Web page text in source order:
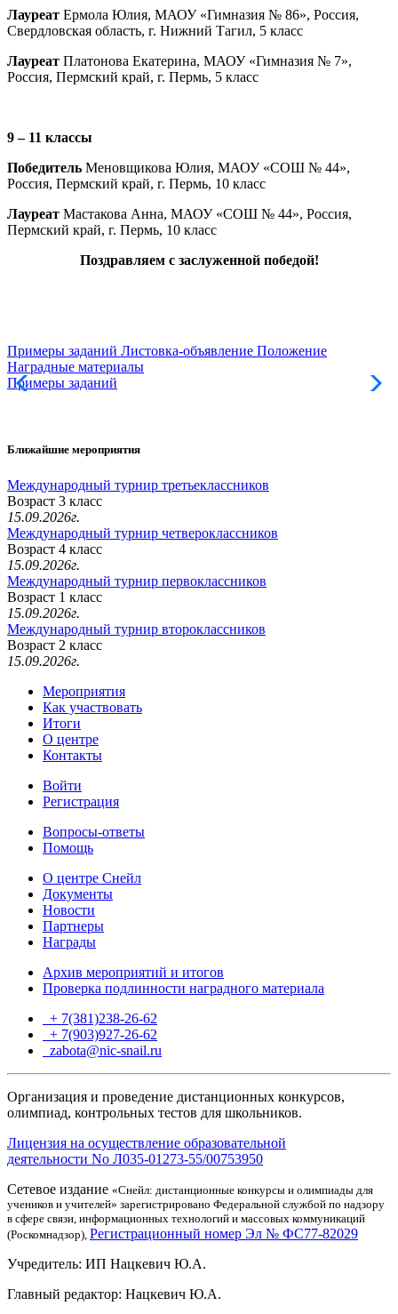
Лауреат Ермола Юлия, МАОУ «Гимназия № 86», Россия,
Свердловская область, г. Нижний Тагил, 5 класс
Лауреат Платонова Екатерина, МАОУ «Гимназия № 7»,
Россия, Пермский край, г. Пермь, 5 класс
9 – 11 классы
Победитель Меновщикова Юлия, МАОУ «СОШ № 44»,
Россия, Пермский край, г. Пермь, 10 класс
Лауреат Мастакова Анна, МАОУ «СОШ № 44», Россия,
Пермский край, г. Пермь, 10 класс
Поздравляем с заслуженной победой!
Примеры заданий Листовка-объявление Положение
Наградные материалы
Примеры заданий
Ближайшие мероприятия
Международный турнир третьеклассников
Возраст 3 класс
15.09.2026г.
Международный турнир четвероклассников
Возраст 4 класс
15.09.2026г.
Международный турнир первоклассников
Возраст 1 класс
15.09.2026г.
Международный турнир второклассников
Возраст 2 класс
15.09.2026г.
Мероприятия
Как участвовать
Итоги
О центре
Контакты
Войти
Регистрация
Вопросы-ответы
Помощь
О центре Снейл
Документы
Новости
Партнеры
Награды
Архив мероприятий и итогов
Проверка подлинности наградного материала
+ 7(381)238-26-62
+ 7(903)927-26-62
zabota@nic-snail.ru
Организация и проведение дистанционных конкурсов,
олимпиад, контрольных тестов для школьников.
Лицензия на осуществление образовательной
деятельности No Л035-01273-55/00753950
Сетевое издание «Снейл: дистанционные конкурсы и олимпиады для
учеников и учителей» зарегистрировано Федеральной службой по надзору
в сфере связи, информационных технологий и массовых коммуникаций
(Роскомнадзор), Регистрационный номер Эл № ФС77-82029
Учредитель: ИП Нацкевич Ю.А.
Главный редактор: Нацкевич Ю.А.